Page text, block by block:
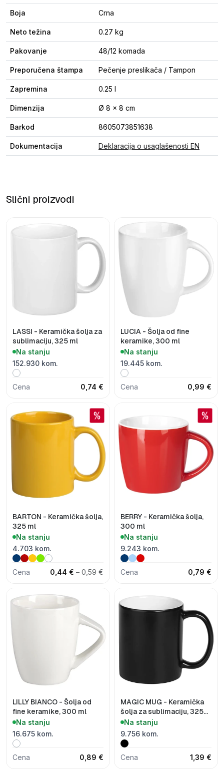
Boja Crna
Neto težina 0.27 kg
Pakovanje 48/12 komada
Preporučena štampa Pečenje preslikača / Tampon
Zapremina 0.25 l
Dimenzija Ø 8 x 8 cm
Barkod 8605073851638
Dokumentacija Deklaracija o usaglašenosti EN
Slični proizvodi
LASSI - Keramička šolja za
sublimaciju, 325 ml
Na stanju
152.930 kom.
Cena 0,74 €
LUCIA - Šolja od fine
keramike, 300 ml
Na stanju
19.445 kom.
Cena 0,99 €
BARTON - Keramička šolja,
325 ml
Na stanju
4.703 kom.
Cena 0,44 € – 0,59 €
BERRY - Keramička šolja,
300 ml
Na stanju
9.243 kom.
Cena 0,79 €
LILLY BIANCO - Šolja od
fine keramike, 300 ml
Na stanju
16.675 kom.
Cena 0,89 €
MAGIC MUG - Keramička
šolja za sublimaciju, 325
mlNa stanju
9.756 kom.
Cena 1,39 €